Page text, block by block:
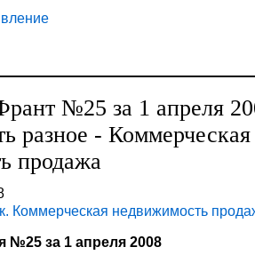
№25 за 1 апреля
разное - Коммерческая
продажа
Коммерческая недвижимость
№25 за 1 апреля 2008